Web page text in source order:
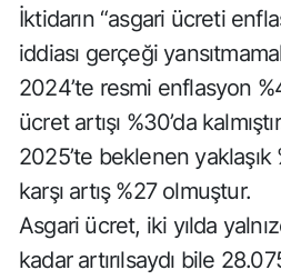
İktidarın “asgari ücreti
iddiası gerçeği
2024’te resmi enflasyon
ücret artışı %30’da
2025’te beklenen yaklaşık
karşı artış %27 olmuştur.
Asgari ücret, iki yılda
kadar artırılsaydı bile